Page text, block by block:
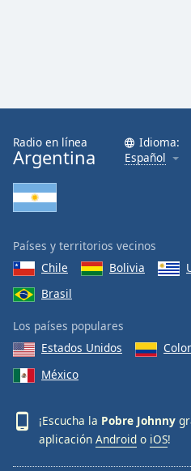
Radio en línea
Argentina
Idioma:
Español
Países y territorios vecinos
Chile
Bolivia
Brasil
Los países populares
Estados Unidos
México
¡Escucha la Pobre Johnny
aplicación Android o iOS!